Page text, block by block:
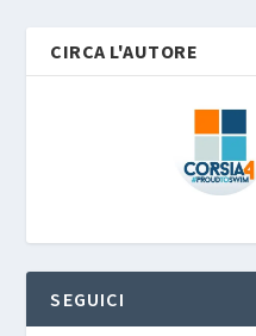
CIRCA L'AUTORE
SEGUICI